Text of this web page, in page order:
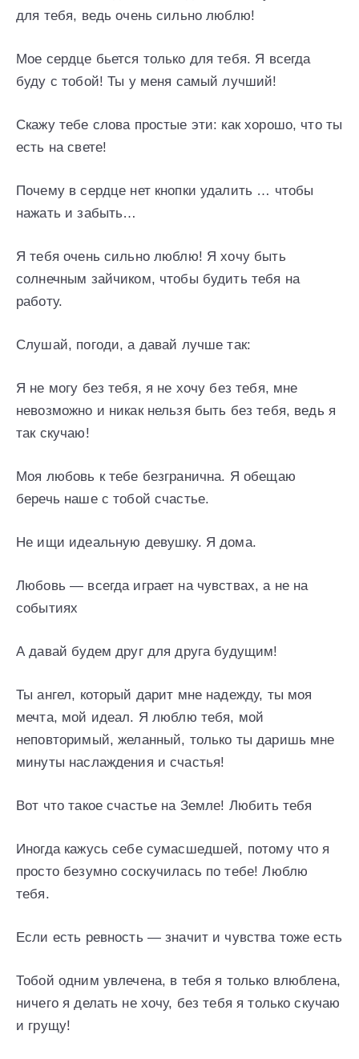
для тебя, ведь очень сильно люблю!
Мое сердце бьется только для тебя. Я всегда
буду с тобой! Ты у меня самый лучший!
Скажу тебе слова простые эти: как хорошо, что ты
есть на свете!
Почему в сердце нет кнопки удалить … чтобы
нажать и забыть…
Я тебя очень сильно люблю! Я хочу быть
солнечным зайчиком, чтобы будить тебя на
работу.
Слушай, погоди, а давай лучше так:
Я не могу без тебя, я не хочу без тебя, мне
невозможно и никак нельзя быть без тебя, ведь я
так скучаю!
Моя любовь к тебе безгранична. Я обещаю
беречь наше с тобой счастье.
Не ищи идеальную девушку. Я дома.
Любовь — всегда играет на чувствах, а не на
событиях
А давай будем друг для друга будущим!
Ты ангел, который дарит мне надежду, ты моя
мечта, мой идеал. Я люблю тебя, мой
неповторимый, желанный, только ты даришь мне
минуты наслаждения и счастья!
Вот что такое счастье на Земле! Любить тебя
Иногда кажусь себе сумасшедшей, потому что я
просто безумно соскучилась по тебе! Люблю
тебя.
Если есть ревность — значит и чувства тоже есть
Тобой одним увлечена, в тебя я только влюблена,
ничего я делать не хочу, без тебя я только скучаю
и грущу!